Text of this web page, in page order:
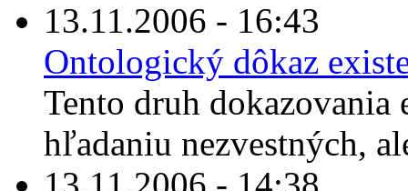
13.11.2006 - 16:43
Ontologický dôkaz
Tento druh dokazovania
hľadaniu nezvestných,